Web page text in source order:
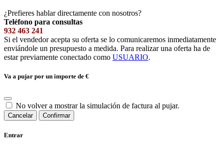
¿Prefieres hablar directamente con nosotros?
Teléfono para consultas
932 463 241
Si el vendedor acepta su oferta se lo comunicaremos inmediatamente
enviándole un presupuesto a medida. Para realizar una oferta ha de
estar previamente conectado como USUARIO.
Va a pujar por un importe de €
No volver a mostrar la simulación de factura al pujar.
Cancelar Confirmar
Entrar